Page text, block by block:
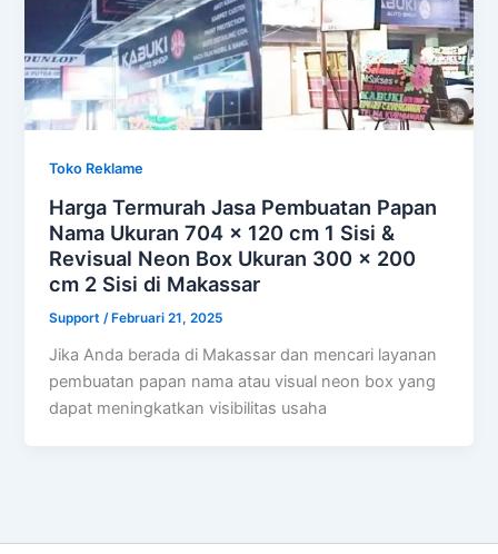
Toko Reklame
Harga Termurah Jasa Pembuatan Papan
Nama Ukuran 704 x 120 cm 1 Sisi &
Revisual Neon Box Ukuran 300 x 200
cm 2 Sisi di Makassar
Support /Februari 21, 2025
Jika Anda berada di Makassar dan mencari layanan
pembuatan papan nama atau visual neon box yang
dapat meningkatkan visibilitas usaha